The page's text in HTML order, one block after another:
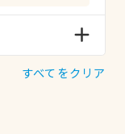
すべてをクリア